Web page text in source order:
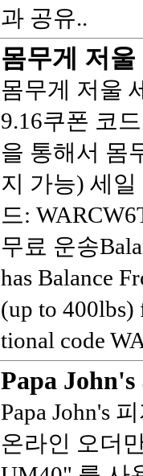
과 공유..
몸무게 저울
몸무게 저울
9.16쿠폰 코
을 통해서 몸
지 가능) 세일
드:
무료 운송
has Balance
(up to 400lbs)
tional code
Papa
Papa John's
온라인 오더